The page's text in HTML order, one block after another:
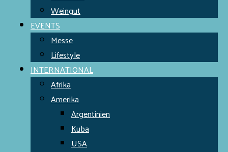
Weingut
EVENTS
Messe
Lifestyle
INTERNATIONAL
Afrika
Amerika
Argentinien
Kuba
USA